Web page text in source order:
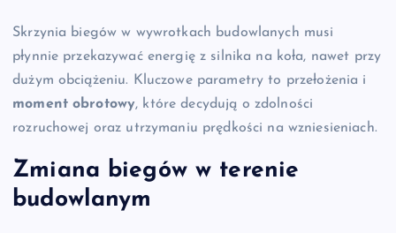
Skrzynia biegów w wywrotkach budowlanych musi
płynnie przekazywać energię z silnika na koła, nawet przy
dużym obciążeniu. Kluczowe parametry to przełożenia i
moment obrotowy, które decydują o zdolności
rozruchowej oraz utrzymaniu prędkości na wzniesieniach.
Zmiana biegów w terenie
budowlanym